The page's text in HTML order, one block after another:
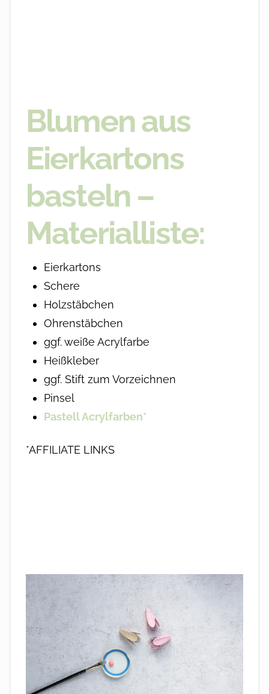
Blumen aus
Eierkartons
basteln –
Materialliste:
Eierkartons
Schere
Holzstäbchen
Ohrenstäbchen
ggf. weiße Acrylfarbe
Heißkleber
ggf. Stift zum Vorzeichnen
Pinsel
Pastell Acrylfarben*
*AFFILIATE LINKS